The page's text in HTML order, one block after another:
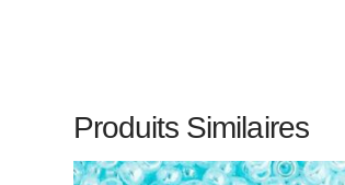
Produits Similaires